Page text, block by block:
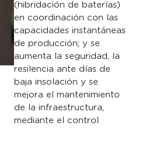
(hibridación de baterías)
en coordinación con las
capacidades instantáneas
de producción; y se
aumenta la seguridad, la
resilencia ante días de
baja insolación y se
mejora el mantenimiento
de la infraestructura,
mediante el control